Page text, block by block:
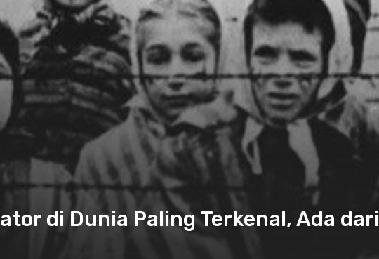
di Dunia Paling Terkenal, Ada dari